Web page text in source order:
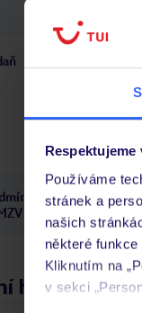
Používáme
stránek a
našich
některé funkce
Kliknutím na
v sekci
být
pokoj/noc, u
a
Přečtěte si
hostů